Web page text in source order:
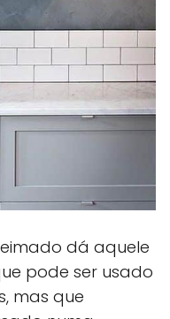
dá aquele
pode ser usado
mas que